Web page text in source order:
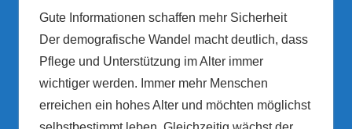
Gute Informationen schaffen mehr Sicherheit
Der demografische Wandel macht deutlich, dass
Pflege und Unterstützung im Alter immer
wichtiger werden. Immer mehr Menschen
erreichen ein hohes Alter und möchten möglichst